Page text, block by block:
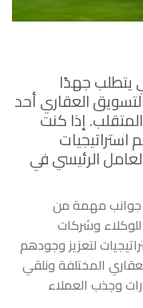
يتطلب جهدًا
التسويق العقاري أحد
إذا كنت
الرئيسي في
جوانب مهمة من
وشركات
لتعزيز وجودهم
المختلفة ونلقي
وجذب العملاء